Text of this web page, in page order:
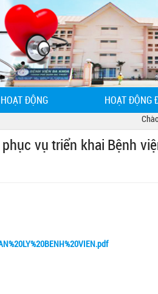
ĐỘNG HOẠT ĐỘNG
Chào
vụ triển khai Bệnh